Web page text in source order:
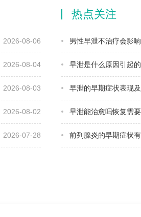
2026-08-06
2026-08-04
2026-08-03
2026-08-02
2026-07-28
热点关注
男性早泄不治疗会影
早泄是什么原因引起
早泄的早期症状表现
早泄能治愈吗恢复需
前列腺炎的早期症状